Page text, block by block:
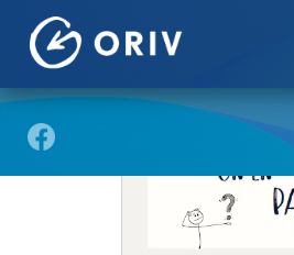
Aller au contenu publications
Panneau de gestion des cookies